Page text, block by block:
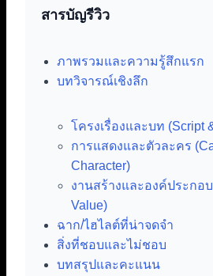
สารบัญรีวิว
ภาพรวมและความรู้สึกแรก
บทวิจารณ์เชิงลึก
โครงเรื่องและบท (Script
การแสดงและตัวละคร
Character)
งานสร้างและองค์ประกอ
Value)
ฉาก/ไฮไลต์ที่น่าจดจำ
สิ่งที่ชอบและไม่ชอบ
บทสรุปและคะแนน